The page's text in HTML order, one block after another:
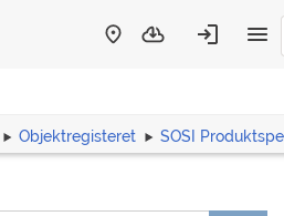
Objektregisteret SOSI